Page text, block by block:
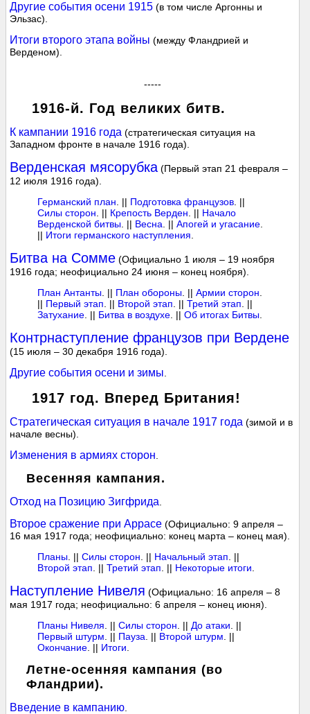
Другие события осени 1915 (в том числе Аргонны и
Эльзас).
Итоги второго этапа войны (между Фландрией и
Верденом).
-----
1916-й. Год великих битв.
К кампании 1916 года (стратегическая ситуация на
Западном фронте в начале 1916 года).
Верденская мясорубка (Первый этап 21 февраля –
12 июля 1916 года).
Германский план . || Подготовка французов . ||
Силы сторон . || Крепость Верден . || Начало
Верденской битвы . || Весна . ||Апогей и угасание
|| Итоги германского наступления
Битва на Сомме (Официально 1 июля – 19 ноября
1916 года; неофициально 24 июня – конец ноября).
План Антанты . || План обороны . ||Армии сторон
|| Первый этап . || Второй этап . ||Третий этап . ||
Затухание . || Битва в воздухе . ||Об итогах Битвы
Контрнаступление французов при Вердене
(15 июля – 30 декабря 1916 года).
Другие события осени и зимы
1917 год. Вперед Британия!
Стратегическая ситуация в начале 1917 года (зимой и в
начале весны).
Изменения в армиях сторон
Весенняя кампания.
Отход на Позицию Зигфрида
Второе сражение при Аррасе (Официально: 9 апреля –
16 мая 1917 года; неофициально: конец марта – конец мая).
Планы . ||Силы сторон . || Начальный этап . ||
Второй этап . ||Третий этап . || Некоторые итоги
Наступление Нивеля (Официально: 16 апреля – 8
мая 1917 года; неофициально: 6 апреля – конец июня).
Планы Нивеля . ||Силы сторон . || До атаки . ||
Первый штурм . || Пауза . || Второй штурм . ||
Окончание . || Итоги
Летне-осенняя кампания (во
Фландрии).
Введение в кампанию